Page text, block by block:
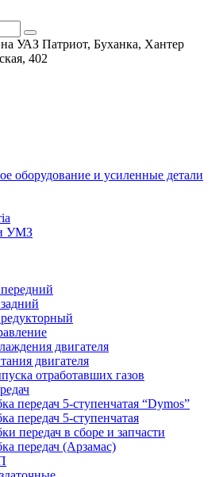
УАЗ Патриот, Буханка, Хантер
402
оборудование и усиленные детали
УМЗ
двигателя
двигателя
отработавших газов
передач 5-ступенчатая “Dymos”
передач 5-ступенчатая
передач в сборе и запчасти
передач (Арзамас)